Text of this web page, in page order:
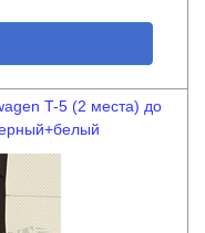
T-5 (2 места) до